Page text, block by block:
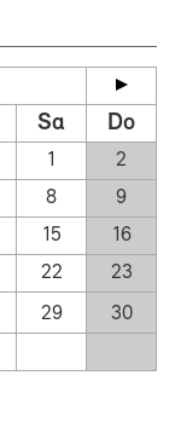
Sa Do
1
2
8
9
15
16
22
23
29
30